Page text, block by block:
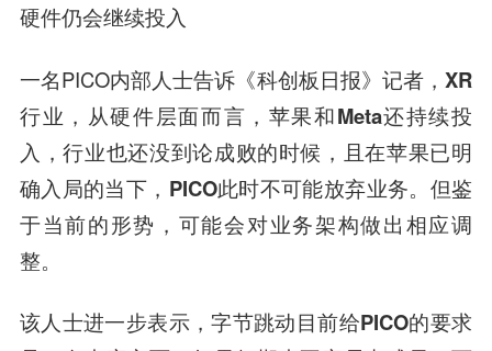
硬件仍会继续投入
一名PICO内部人士告诉《科创板日报》记者，XR
行业，从硬件层面而言，苹果和Meta还持续投
入，行业也还没到论成败的时候，且在苹果已明
确入局的当下，PICO此时不可能放弃业务。但鉴
于当前的形势，可能会对业务架构做出相应调
整。
该人士进一步表示，字节跳动目前给PICO的要求